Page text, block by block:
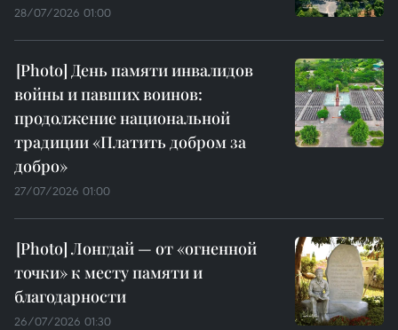
28/07/2026 01:00
День памяти инвалидов
войны и павших воинов:
продолжение национальной
традиции «Платить добром за
добро»
27/07/2026 01:00
Лонгдай — от «огненной
точки» к месту памяти и
благодарности
26/07/2026 01:30